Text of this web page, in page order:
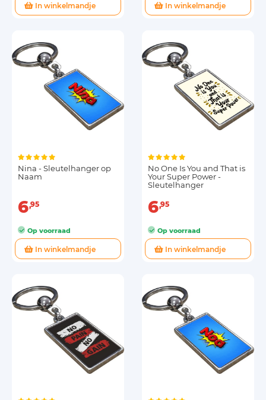
In winkelmandje In winkelmandje
Nina - Sleutelhanger op
Naam
6 95
Op voorraad
In winkelmandje
No One Is You and That is
Your Super Power -
Sleutelhanger
6 95
Op voorraad
In winkelmandje